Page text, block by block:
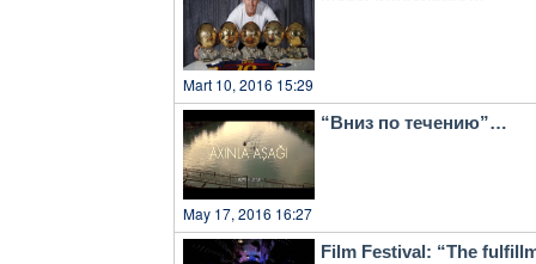
Mart 10, 2016 15:29
“Вниз по течению”…
May 17, 2016 16:27
Film Festival: “The